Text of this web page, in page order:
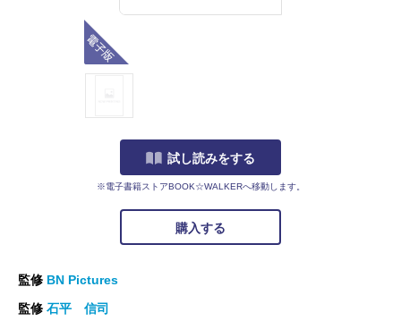
試し読みをする
※電子書籍ストアBOOK☆WALKERへ移動します。
購入する
監修 BN Pictures
監修 石平 信司